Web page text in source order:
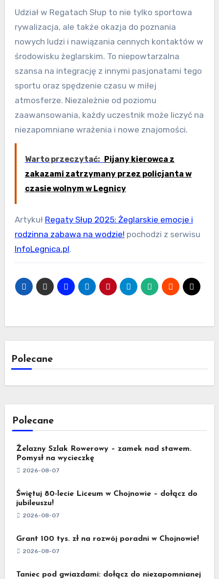
Udział w Regatach Słup to nie tylko sportowa
rywalizacja, ale także okazja do poznania
nowych ludzi i nawiązania cennych kontaktów w
środowisku żeglarskim. To niepowtarzalna
szansa na integrację z innymi pasjonatami tego
sportu oraz spędzenie czasu w miłej
atmosferze. Niezależnie od poziomu
zaawansowania, każdy uczestnik może liczyć na
niezapomniane wrażenia i nowe znajomości.
Warto przeczytać: Pijany kierowca z
zakazami zatrzymany przez policjanta w
czasie wolnym w Legnicy
Artykuł Regaty Słup 2025: Żeglarskie emocje i
rodzinna zabawa na wodzie! pochodzi z serwisu
InfoLegnica.pl.
Polecane
Polecane
Żelazny Szlak Rowerowy – zamek nad stawem.
Pomysł na wycieczkę
2026-08-07
Świętuj 80-lecie Liceum w Chojnowie – dołącz do
jubileuszu!
2026-08-07
Grant 100 tys. zł na rozwój poradni w Chojnowie!
2026-08-07
Taniec pod gwiazdami: dołącz do niezapomnianej